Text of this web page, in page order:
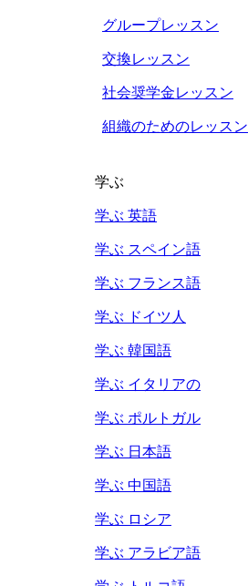
グループレッスン
交換レッスン
社会奨学金レッスン
組織のためのレッスン
学ぶ
学ぶ 英語
学ぶ スペイン語
学ぶ フランス語
学ぶ ドイツ人
学ぶ 韓国語
学ぶ イタリアの
学ぶ ポルトガル
学ぶ 日本語
学ぶ 中国語
学ぶ ロシア
学ぶ アラビア語